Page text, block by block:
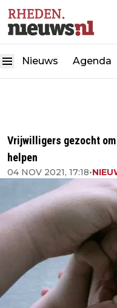
Nieuws Agenda
Vrijwilligers gezocht
helpen
04 NOV 2021, 17:18•